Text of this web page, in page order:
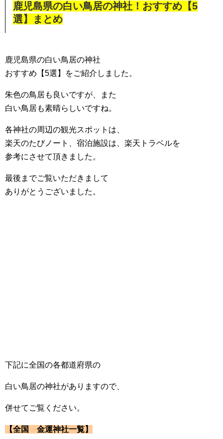
鹿児島県の白い鳥居の神社！おすすめ【5
選】まとめ
鹿児島県の白い鳥居の神社
おすすめ【5選】をご紹介しました。
朱色の鳥居も良いですが、また
白い鳥居も素晴らしいですね。
各神社の周辺の観光スポットは、
楽天のたびノート、宿泊施設は、楽天トラベルを
参考にさせて頂きました。
最後までご覧いただきまして
ありがとうございました。
下記に全国の各都道府県の
白い鳥居の神社がありますので、
併せてご覧ください。
【全国 金運神社一覧】